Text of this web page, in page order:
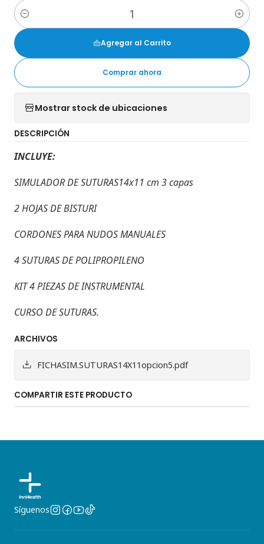
Cantidad
Agregar al Carrito
Comprar ahora
Mostrar stock de ubicaciones
DESCRIPCIÓN
INCLUYE:
SIMULADOR DE SUTURAS14x11 cm 3 capas
2 HOJAS DE BISTURI
CORDONES PARA NUDOS MANUALES
4 SUTURAS DE POLIPROPILENO
KIT 4 PIEZAS DE INSTRUMENTAL
CURSO DE SUTURAS.
ARCHIVOS
FICHASIM.SUTURAS14X11opcion5.pdf
COMPARTIR ESTE PRODUCTO
Síguenos